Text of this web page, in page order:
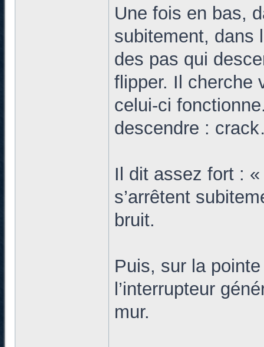
Une fois en bas,
subitement, dans
des pas qui
flipper. Il cherche
celui-ci
descendre :
Il dit assez fort :
s’arrêtent
bruit.
Puis, sur la
l’interrupteur
mur.